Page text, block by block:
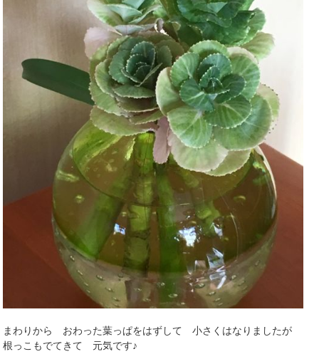
まわりから おわった葉っぱをはずして 小さくはなりましたが
根っこもでてきて 元気です♪